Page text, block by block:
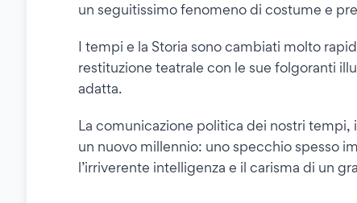
un seguitissimo fenomeno di costume e
I tempi e la Storia sono cambiati molto
restituzione teatrale con le sue folgoranti
adatta.
La comunicazione politica dei nostri
un nuovo millennio: uno specchio spesso
l’irriverente intelligenza e il carisma di un